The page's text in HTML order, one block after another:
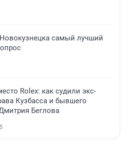
самый лучший
Rolex: как судили экс-
Кузбасса и бывшего
Беглова